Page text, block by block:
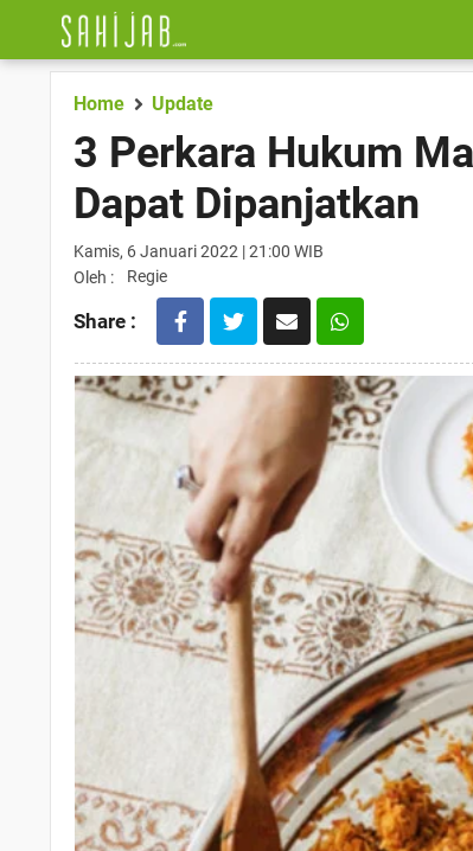
Home Update
3 Perkara Hukum
Dapat Dipanjatkan
Kamis, 6 Januari 2022 | 21:00 WIB
Oleh :
Regie
Share :